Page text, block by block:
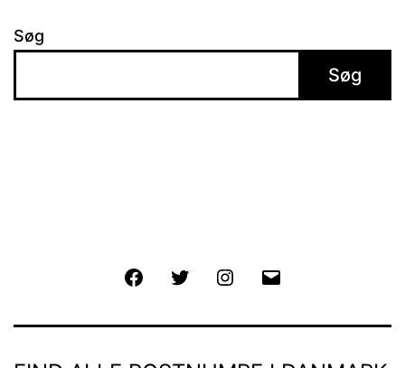
Søg
Søg
FacebookTwitter Instagram